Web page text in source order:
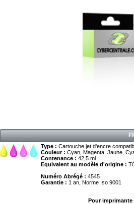
Type : Cartouche jet d'encre
Couleur : Cyan, Magenta, Jaune,
Contenance : 42,5 ml
Equivalent au modèle d'origine :
Numéro Abrégé : 4545
Garantie : 1 an, Norme Iso 9001
Pour imprimante